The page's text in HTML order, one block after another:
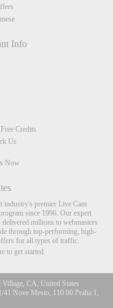
Info
Credits
Us
Now
industry's premier Live Cam
since 1996. Our expert
delivered millions to webmasters
through top-performing, high-
for all types of traffic.
to get started
CA, United States
41 Nove Mesto, 110 00 Praha 1,